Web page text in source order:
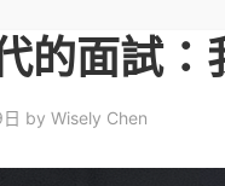
的面試
by Wisely Chen